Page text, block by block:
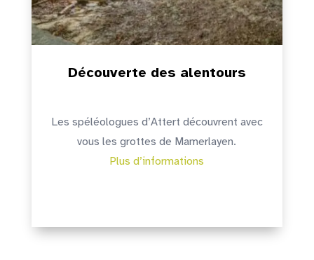
Découverte des alentours
Les spéléologues d’Attert découvrent avec
vous les grottes de Mamerlayen.
Plus d’informations